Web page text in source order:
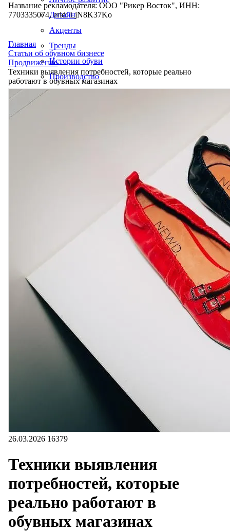
Дизайн
Акценты
Тренды
Истории обуви
Производство
Название рекламодателя: ООО "Рикер Восток", ИНН:
7703335074, erid: LjN8K37Ko
Главная
Статьи об обувном бизнесе
Продвижение
Техники выявления потребностей, которые реально
работают в обувных магазинах
26.03.2026 16379
Техники выявления
потребностей, которые
реально работают в
обувных магазинах